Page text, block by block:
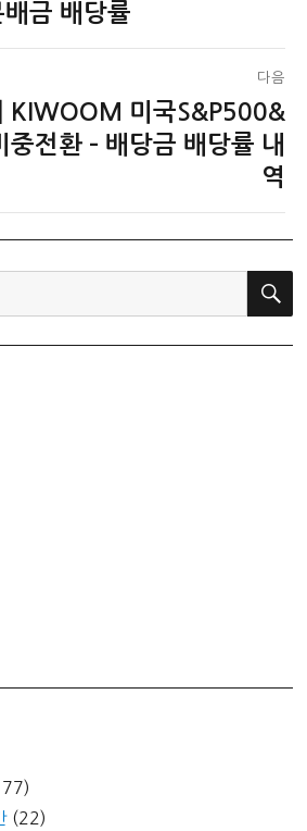
금 배당률
다음
KIWOOM 미국S&P500&
중전환 – 배당금 배당률 내
역
검
(22)